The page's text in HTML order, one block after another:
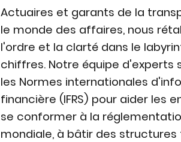
Actuaires et garants de la
le monde des affaires, nous
l'ordre et la clarté dans le
chiffres. Notre équipe d'experts
les Normes internationales
financière (IFRS) pour aider les
se conformer à la
mondiale, à bâtir des structures